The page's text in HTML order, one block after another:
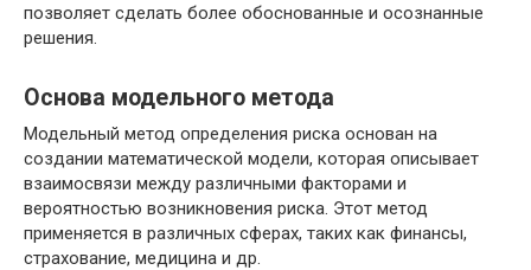
позволяет сделать более обоснованные и осознанные
решения.
Основа модельного метода
Модельный метод определения риска основан на
создании математической модели, которая описывает
взаимосвязи между различными факторами и
вероятностью возникновения риска. Этот метод
применяется в различных сферах, таких как финансы,
страхование, медицина и др.